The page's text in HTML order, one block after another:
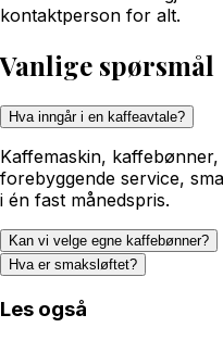
kontaktperson for alt.
Vanlige spørsmål
Hva inngår i en kaffeavtale?
Kaffemaskin,
forebyggende service,
i én fast månedspris.
Kan vi velge egne kaffebønner?
Hva er smaksløftet?
Les også